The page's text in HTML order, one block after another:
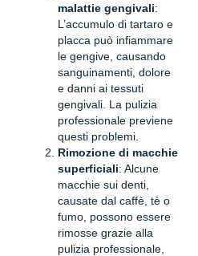
malattie gengivali:
L’accumulo di tartaro e
placca può infiammare
le gengive, causando
sanguinamenti, dolore
e danni ai tessuti
gengivali. La pulizia
professionale previene
questi problemi.
Rimozione di macchie
superficiali: Alcune
macchie sui denti,
causate dal caffè, tè o
fumo, possono essere
rimosse grazie alla
pulizia professionale,